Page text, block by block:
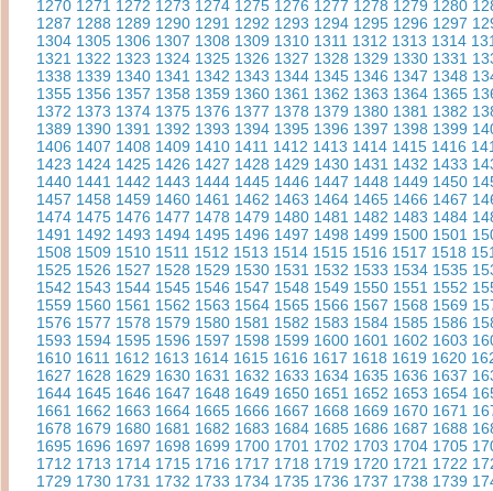
1270 1271 1272 1273 1274 1275 1276 1277 1278 1279 1280
1287 1288 1289 1290 1291 1292 1293 1294 1295 1296 1297
1304 1305 1306 1307 1308 1309 1310 1311 1312 1313 1314
1321 1322 1323 1324 1325 1326 1327 1328 1329 1330 1331
1338 1339 1340 1341 1342 1343 1344 1345 1346 1347 1348
1355 1356 1357 1358 1359 1360 1361 1362 1363 1364 1365
1372 1373 1374 1375 1376 1377 1378 1379 1380 1381 1382
1389 1390 1391 1392 1393 1394 1395 1396 1397 1398 1399
1406 1407 1408 1409 1410 1411 1412 1413 1414 1415 1416
1423 1424 1425 1426 1427 1428 1429 1430 1431 1432 1433
1440 1441 1442 1443 1444 1445 1446 1447 1448 1449 1450
1457 1458 1459 1460 1461 1462 1463 1464 1465 1466 1467
1474 1475 1476 1477 1478 1479 1480 1481 1482 1483 1484
1491 1492 1493 1494 1495 1496 1497 1498 1499 1500 1501
1508 1509 1510 1511 1512 1513 1514 1515 1516 1517 1518
1525 1526 1527 1528 1529 1530 1531 1532 1533 1534 1535
1542 1543 1544 1545 1546 1547 1548 1549 1550 1551 1552
1559 1560 1561 1562 1563 1564 1565 1566 1567 1568 1569
1576 1577 1578 1579 1580 1581 1582 1583 1584 1585 1586
1593 1594 1595 1596 1597 1598 1599 1600 1601 1602 1603
1610 1611 1612 1613 1614 1615 1616 1617 1618 1619 1620
1627 1628 1629 1630 1631 1632 1633 1634 1635 1636 1637
1644 1645 1646 1647 1648 1649 1650 1651 1652 1653 1654
1661 1662 1663 1664 1665 1666 1667 1668 1669 1670 1671
1678 1679 1680 1681 1682 1683 1684 1685 1686 1687 1688
1695 1696 1697 1698 1699 1700 1701 1702 1703 1704 1705
1712 1713 1714 1715 1716 1717 1718 1719 1720 1721 1722
1729 1730 1731 1732 1733 1734 1735 1736 1737 1738 1739